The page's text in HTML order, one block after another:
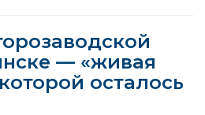
— «живая
осталось